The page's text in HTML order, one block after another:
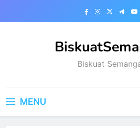
Biskuat
MENU